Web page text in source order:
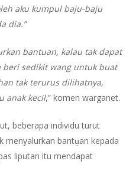
aku kumpul baju-baju
dia.”
bantuan, kalau tak dapat
beri sedikit wang untuk buat
tak terurus dilihatnya,
anak kecil,” komen warganet.
beberapa individu turut
menyalurkan bantṳan kepada
liputan itu mendapat